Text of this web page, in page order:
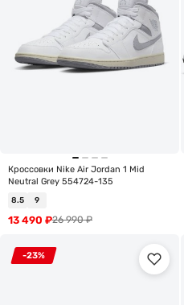
Кроссовки Nike Air Jordan 1 Mid
Neutral Grey 554724-135
8.5 9
26 990₽
13 490 ₽
-23%